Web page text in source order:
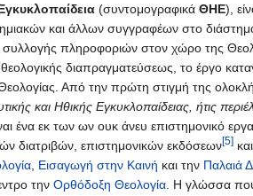
(συντομογραφικάΘΗΕ),
και άλλων συγγραφέων στο
συλλογής πληροφοριών στον χώρο της
θεολογικής διαπραγματεύσεως, το έργο
Από την πρώτη στιγμή της
και Ηθικής Εγκυκλοπαίδειας, ήτις
ένα εκ των ων ουκ άνευ επιστημονικό
διατριβών, επιστημονικών εκδόσεων[5]
Εισαγωγή στην Καινή και την Παλαιά
τηνΟρθόδοξη Θεολογία . Η γλώσσα